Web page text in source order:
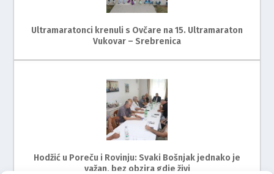
Ultramaratonci krenuli s Ovčare na 15. Ultramaraton
Vukovar – Srebrenica
Hodžić u Poreču i Rovinju: Svaki Bošnjak jednako je
važan, bez obzira gdje živi